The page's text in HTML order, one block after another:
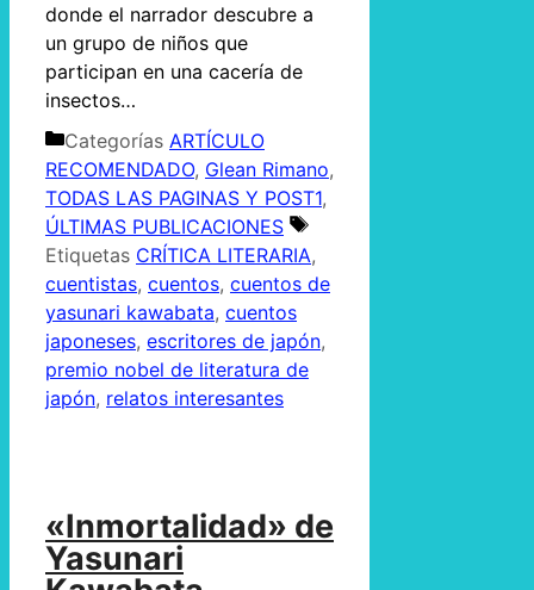
donde el narrador descubre a
un grupo de niños que
participan en una cacería de
insectos…
Categorías ARTÍCULO
RECOMENDADO, Glean Rimano,
TODAS LAS PAGINAS Y POST1,
ÚLTIMAS PUBLICACIONES
Etiquetas CRÍTICA LITERARIA,
cuentistas, cuentos, cuentos de
yasunari kawabata, cuentos
japoneses, escritores de japón,
premio nobel de literatura de
japón, relatos interesantes
«Inmortalidad» de
Yasunari